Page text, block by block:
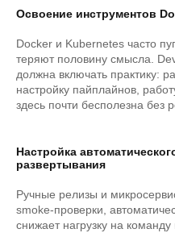
Освоение инструментов
Docker и Kubernetes часто
теряют половину смысла.
должна включать практику:
настройку пайплайнов,
здесь почти бесполезна без
Настройка
развертывания
Ручные релизы и
smoke-проверки,
снижает нагрузку на